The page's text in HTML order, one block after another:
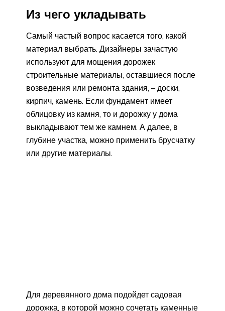
Из чего укладывать
Самый частый вопрос касается того, какой
материал выбрать. Дизайнеры зачастую
используют для мощения дорожек
строительные материалы, оставшиеся после
возведения или ремонта здания, – доски,
кирпич, камень. Если фундамент имеет
облицовку из камня, то и дорожку у дома
выкладывают тем же камнем. А далее, в
глубине участка, можно применить брусчатку
или другие материалы.
Для деревянного дома подойдет садовая
дорожка, в которой можно сочетать каменные